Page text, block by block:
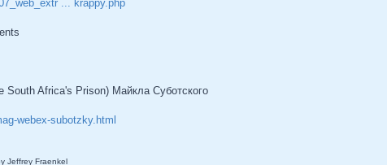
... krappy.php
Africa's Prison) Майкла Суботского
webex-subotzky.html
Jeffrey Fraenkel